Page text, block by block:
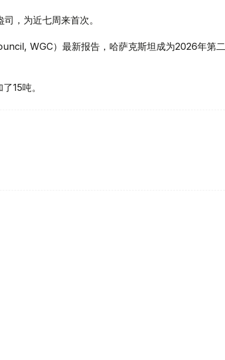
，为近七周来首次。
WGC）最新报告，哈萨克斯坦成为2026年第二
15吨。